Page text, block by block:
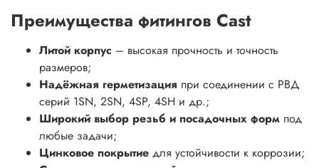
Преимущества фитингов Cast
Литой корпус – высокая прочность и точность
размеров;
Надёжная герметизация при соединении с РВД
серий 1SN, 2SN, 4SP, 4SH и др.;
Широкий выбор резьб и посадочных форм под
любые задачи;
Цинковое покрытие для устойчивости к коррозии;